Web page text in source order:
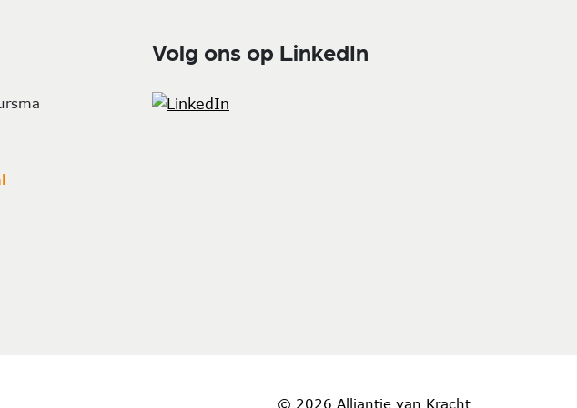
Volg ons op LinkedIn
© 2026 Alliantie van Kracht